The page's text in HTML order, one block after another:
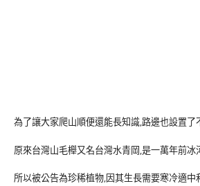
為了讓大家爬山順便還能長知識,路邊也設置了
原來台灣山毛櫸又名台灣水青岡,是一萬年前
所以被公告為珍稀植物,因其生長需要寒冷適中